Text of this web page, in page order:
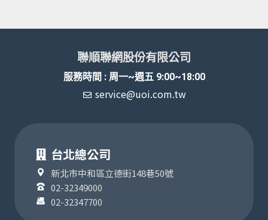
聯順聯網股份有限公司
服務時間 : 周一~週五 9:00~18:00
service@uoi.com.tw
台北總公司
新北市中和區立德街148巷50號
02-32349000
02-32347700